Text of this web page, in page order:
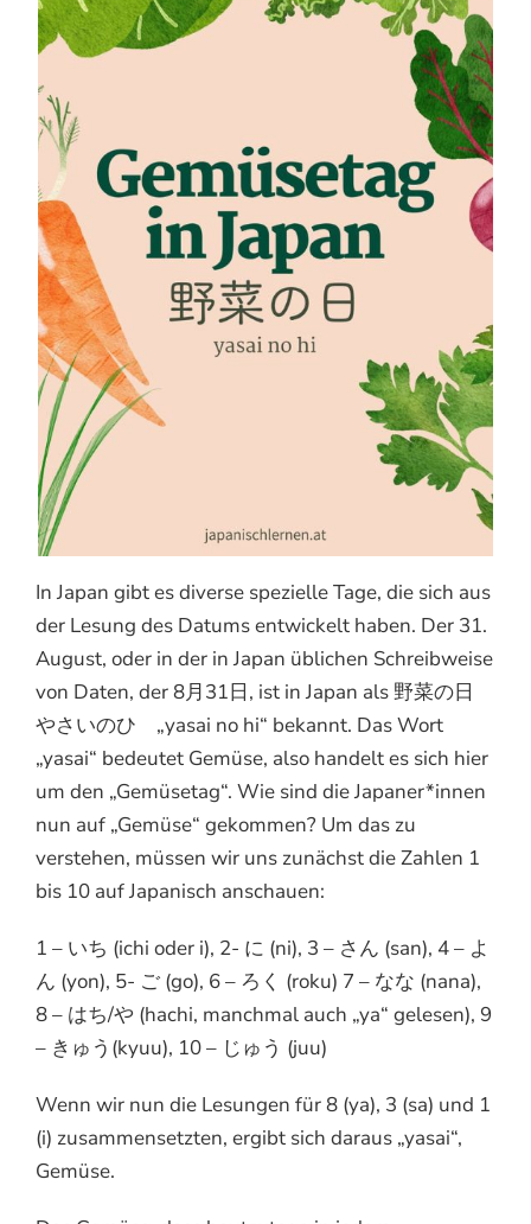
In Japan gibt es diverse spezielle Tage, die sich aus
der Lesung des Datums entwickelt haben. Der 31.
August, oder in der in Japan üblichen Schreibweise
von Daten, der 8月31日, ist in Japan als 野菜の日
やさいのひ „yasai no hi“ bekannt. Das Wort
„yasai“ bedeutet Gemüse, also handelt es sich hier
um den „Gemüsetag“. Wie sind die Japaner*innen
nun auf „Gemüse“ gekommen? Um das zu
verstehen, müssen wir uns zunächst die Zahlen 1
bis 10 auf Japanisch anschauen:
1 – いち (ichi oder i), 2- に (ni), 3 – さん (san), 4 – よ
ん (yon), 5- ご (go), 6 – ろく (roku) 7 – なな (nana),
8 – はち/や (hachi, manchmal auch „ya“ gelesen), 9
– きゅう(kyuu), 10 – じゅう (juu)
Wenn wir nun die Lesungen für 8 (ya), 3 (sa) und 1
(i) zusammensetzten, ergibt sich daraus „yasai“,
Gemüse.